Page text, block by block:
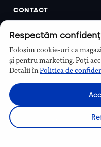
CONTACT
Sector 6, București,
Program
Luni–Vineri, 9:00 – 16:00
© Biobeauty
Respectăm
Folosim cookie-uri ca
și pentru marketing. Poți
Detalii înPolitica de